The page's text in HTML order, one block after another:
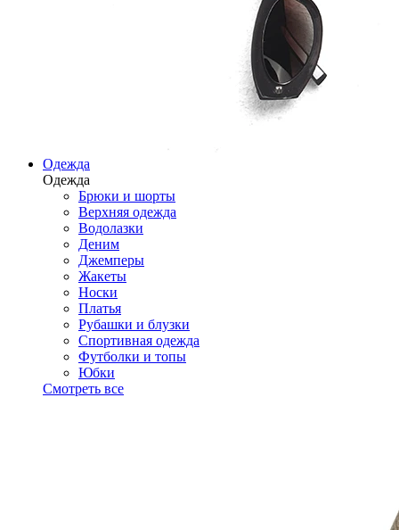
Одежда
Одежда
Брюки и шорты
Верхняя одежда
Водолазки
Деним
Джемперы
Жакеты
Носки
Платья
Рубашки и блузки
Спортивная одежда
Футболки и топы
Юбки
Смотреть все